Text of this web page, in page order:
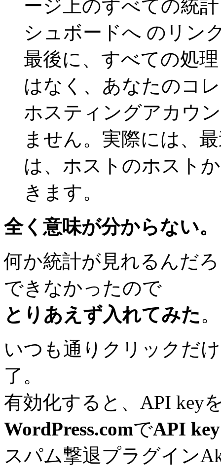
ージ上のすべての統
シュボードへ のリン
最後に、すべての処
はなく、あなたのコ
ホスティングアカウ
ません。実際には、
は、ホストのホスト
きます。
全く意味が分からない。
何か統計が見れるんだ
できなかったので
とりあえず入れてみた。
いつも通りクリックだ
了。
有効化すると、API key
WordPress.comでAPI key
スパム撃退プラグイン